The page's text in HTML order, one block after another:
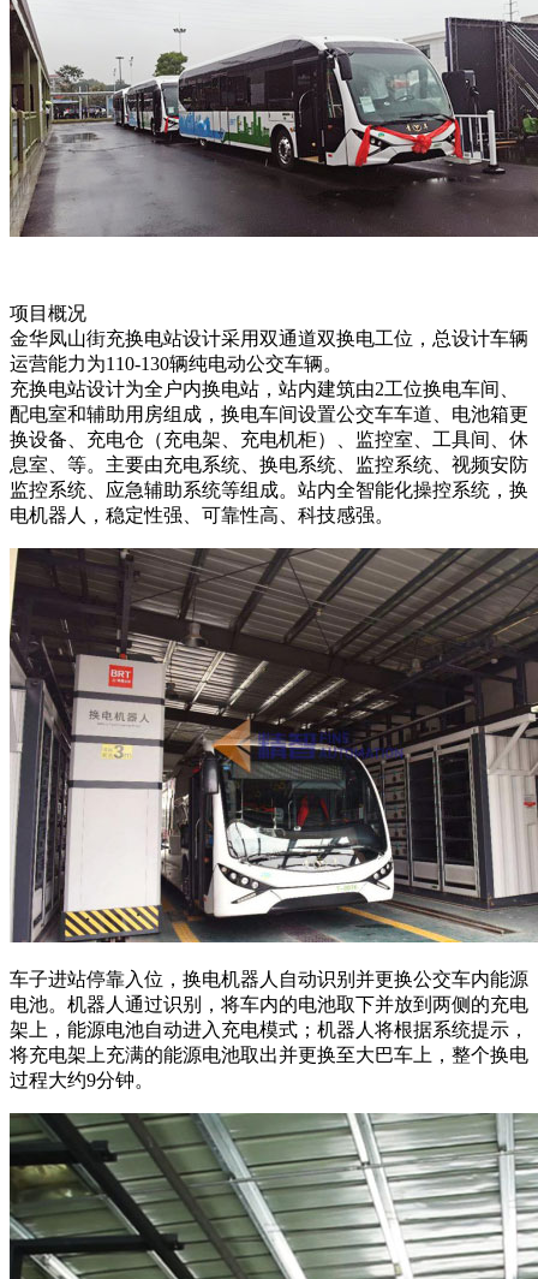
项目概况
金华凤山街充换电站设计采用双通道双换电工位，总设计车辆
运营能力为110-130辆纯电动公交车辆。
充换电站设计为全户内换电站，站内建筑由2工位换电车间、
配电室和辅助用房组成，换电车间设置公交车车道、电池箱更
换设备、充电仓（充电架、充电机柜）、监控室、工具间、休
息室、等。主要由充电系统、换电系统、监控系统、视频安防
监控系统、应急辅助系统等组成。站内全智能化操控系统，换
电机器人，稳定性强、可靠性高、科技感强。
车子进站停靠入位，换电机器人自动识别并更换公交车内能源
电池。机器人通过识别，将车内的电池取下并放到两侧的充电
架上，能源电池自动进入充电模式；机器人将根据系统提示，
将充电架上充满的能源电池取出并更换至大巴车上，整个换电
过程大约9分钟。